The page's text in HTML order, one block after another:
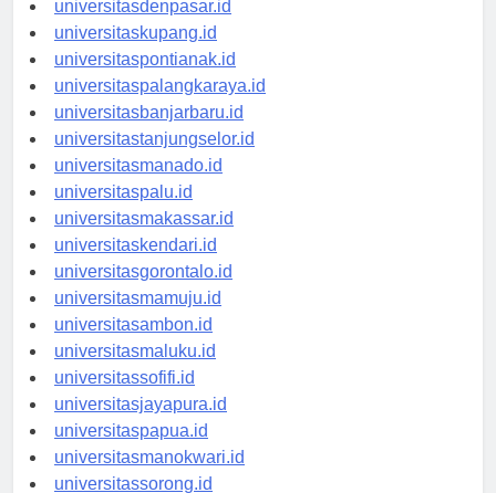
universitasdenpasar.id
universitaskupang.id
universitaspontianak.id
universitaspalangkaraya.id
universitasbanjarbaru.id
universitastanjungselor.id
universitasmanado.id
universitaspalu.id
universitasmakassar.id
universitaskendari.id
universitasgorontalo.id
universitasmamuju.id
universitasambon.id
universitasmaluku.id
universitassofifi.id
universitasjayapura.id
universitaspapua.id
universitasmanokwari.id